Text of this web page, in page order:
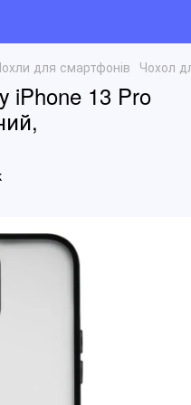
для смартфонів Чохол
iPhone 13 Pro